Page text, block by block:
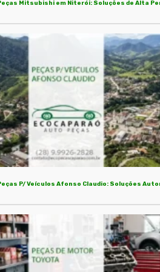
Mitsubishi em Niterói: Soluções de Alta
P/ Veículos Afonso Claudio: Soluções